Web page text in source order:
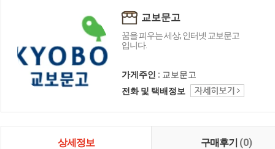
교보문고
꿈을 피우는 세상, 인터넷 교보문고
입니다.
가게주인 : 교보문고
전화 및 택배정보
상세정보 구매후기 (0)